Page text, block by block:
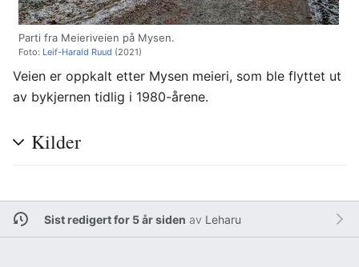
Parti fra Meieriveien på Mysen.
Foto: Leif-Harald Ruud (2021)
Veien er oppkalt etter Mysen meieri, som ble flyttet ut
av bykjernen tidlig i 1980-årene.
Kilder
Sist redigert for 5 år siden av Leharu